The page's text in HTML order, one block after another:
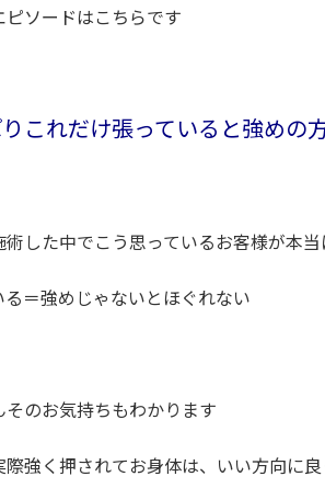
ピソードはこちらです
これだけ張っていると強めの
した中でこう思っているお客様が本当
る＝強めじゃないとほぐれない
そのお気持ちもわかります
際強く押されてお身体は、いい方向に